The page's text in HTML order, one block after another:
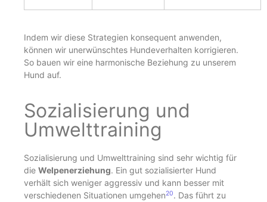
Indem wir diese Strategien konsequent anwenden,
können wir unerwünschtes Hundeverhalten korrigieren.
So bauen wir eine harmonische Beziehung zu unserem
Hund auf.
Sozialisierung und
Umwelttraining
Sozialisierung und Umwelttraining sind sehr wichtig für
die Welpenerziehung. Ein gut sozialisierter Hund
verhält sich weniger aggressiv und kann besser mit
verschiedenen Situationen umgehen20. Das führt zu